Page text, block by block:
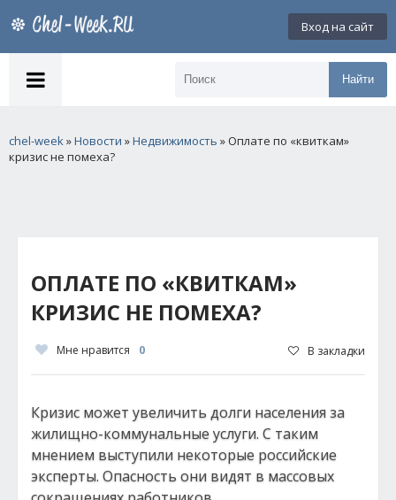
Вход на сайт
Найти
chel-week»Новости »Недвижимость » Оплате по «квиткам»
кризис не помеха?
ОПЛАТЕ ПО «КВИТКАМ»
КРИЗИС НЕ ПОМЕХА?
Мне нравится 0 В закладки
Кризис может увеличить долги населения за
жилищно-коммунальные услуги. С таким
мнением выступили некоторые российские
эксперты. Опасность они видят в массовых